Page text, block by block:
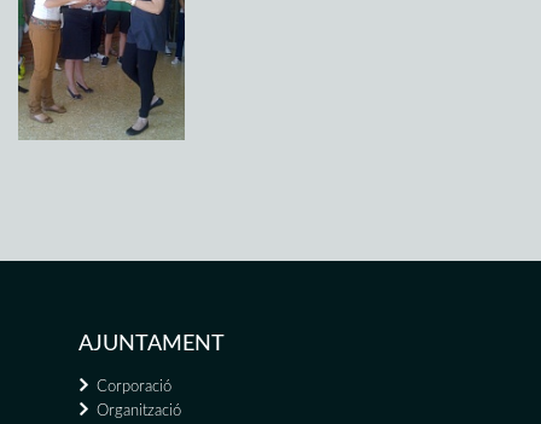
AJUNTAMENT
Corporació
Organització